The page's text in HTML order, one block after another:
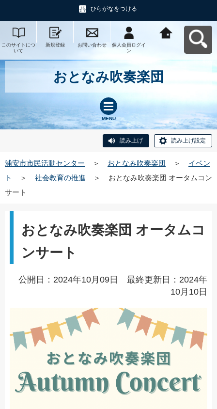
ひらがなをつける
このサイトにつ
いて
新規登録 お問い合わせ
個人会員ログイ
ン
おとなみ吹奏楽団
MENU
読み上げ 読み上げ設定
浦安市市民活動センター ＞ おとなみ吹奏楽団 ＞
イベン
ト
＞ 社会教育の推進 ＞
おとなみ吹奏楽団 オータムコン
サート
おとなみ吹奏楽団 オータムコ
ンサート
公開日：2024年10月09日 最終更新日：2024年
10月10日